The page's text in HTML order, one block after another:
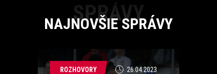
SPRÁVY
NAJNOVŠIE SPRÁVY
ROZHOVORY 26.04.2023